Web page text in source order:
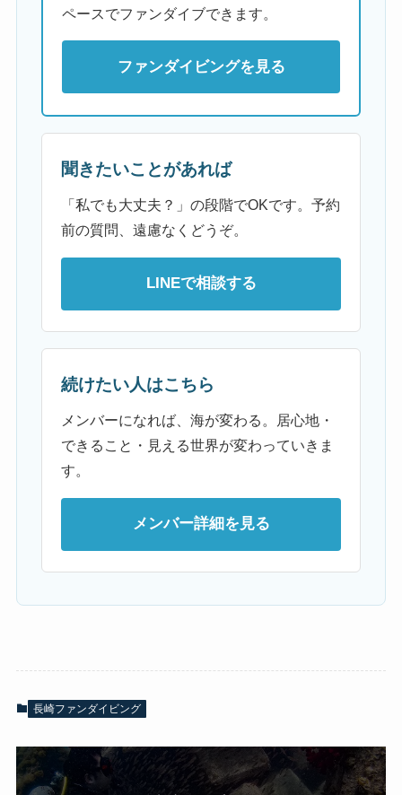
ペースでファンダイブできます。
ファンダイビングを見る
聞きたいことがあれば
「私でも大丈夫？」の段階でOKです。予約
前の質問、遠慮なくどうぞ。
LINEで相談する
続けたい人はこちら
メンバーになれば、海が変わる。居心地・
できること・見える世界が変わっていきま
す。
メンバー詳細を見る
長崎ファンダイビング